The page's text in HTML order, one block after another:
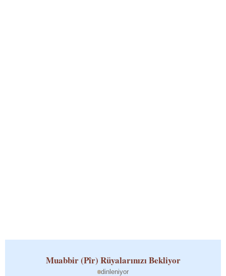
Muabbir (Pîr) Rüyalarınızı Bekliyor
dinleniyor